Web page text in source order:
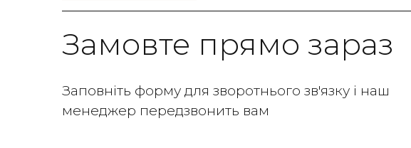
Замовте прямо зараз
Заповніть форму для зворотнього зв'язку і наш
менеджер передзвонить вам